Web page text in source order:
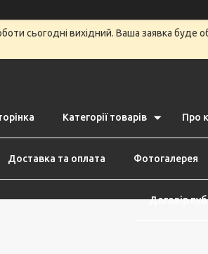
сьогодні вихідний. Ваша заявка буде
Категорії товарів Про
Доставка та оплата Фотогалерея
Договір